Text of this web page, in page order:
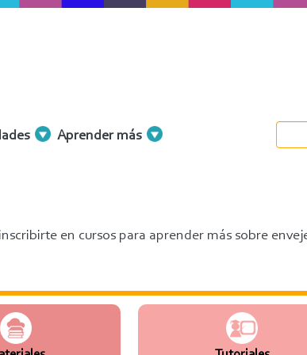
Aprender más
en cursos para aprender más sobre